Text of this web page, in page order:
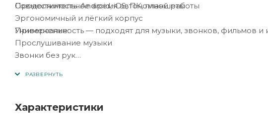
Совместимость: Android, iOS, ПК, планшеты
Продолжительное время автономной работы
Эргономичный и лёгкий корпус
Универсальность — подходят для музыки, звонков, фильмов и
Применение:
Прослушивание музыки
Звонки без рук
Характеристики